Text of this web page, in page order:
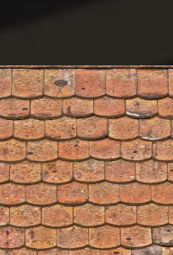
Nettoyage et
toiture 39 Jura